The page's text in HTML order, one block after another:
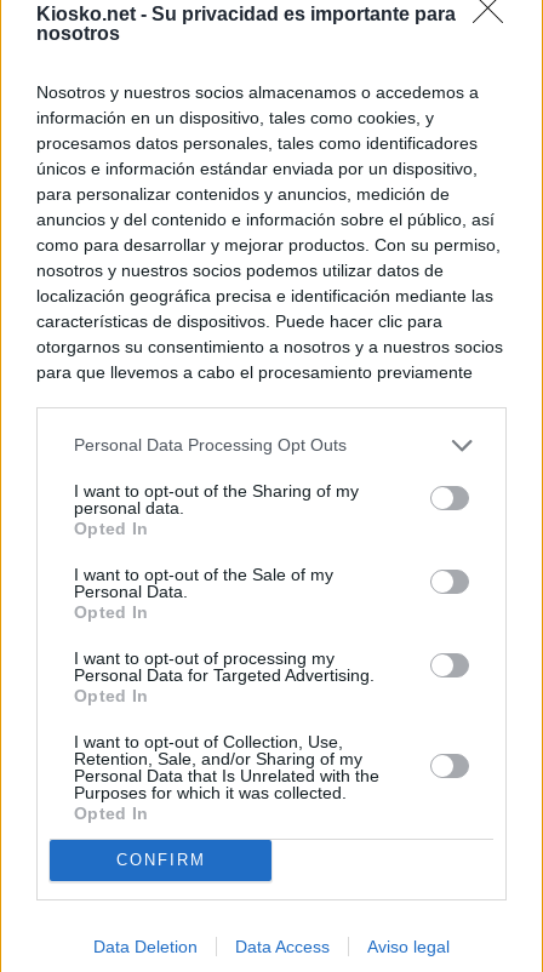
Kiosko.net - Su privacidad es importante para
nosotros
Nosotros y nuestros socios almacenamos o accedemos a
información en un dispositivo, tales como cookies, y
procesamos datos personales, tales como identificadores
únicos e información estándar enviada por un dispositivo,
para personalizar contenidos y anuncios, medición de
anuncios y del contenido e información sobre el público, así
como para desarrollar y mejorar productos. Con su permiso,
nosotros y nuestros socios podemos utilizar datos de
localización geográfica precisa e identificación mediante las
características de dispositivos. Puede hacer clic para
otorgarnos su consentimiento a nosotros y a nuestros socios
para que llevemos a cabo el procesamiento previamente
negar su consentimiento. Tenga en cuenta que algún
de su consentimiento, pero usted tiene el derecho de
rechazar tal procesamiento. Sus preferencias se aplicarán
cualquier momento entrando de nuevo en este sitio web o
visitando nuestra política de privacidad.
Personal Data Processing Opt Outs
I want to opt-out of the Sharing of my
personal data.
Opted In
I want to opt-out of the Sale of my
Personal Data.
Opted In
I want to opt-out of processing my
Personal Data for Targeted Advertising.
Opted In
I want to opt-out of Collection, Use,
Retention, Sale, and/or Sharing of my
Personal Data that Is Unrelated with the
Purposes for which it was collected.
Opted In
CONFIRM
Data Deletion Data Access Aviso legal